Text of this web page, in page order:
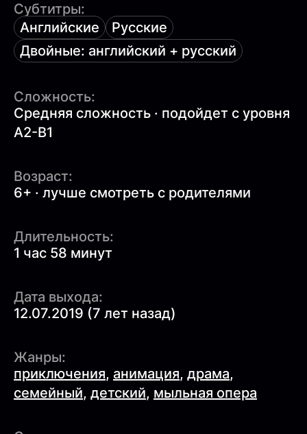
Субтитры:
Английские
Русские
Двойные: английский + русский
Сложность:
Средняя сложность · подойдет с уровня
A2-B1
Возраст:
6+ · лучше смотреть с родителями
Длительность:
1 час 58 минут
Дата выхода:
12.07.2019 (7 лет назад)
Жанры:
приключения, анимация, драма,
семейный, детский, мыльная опера